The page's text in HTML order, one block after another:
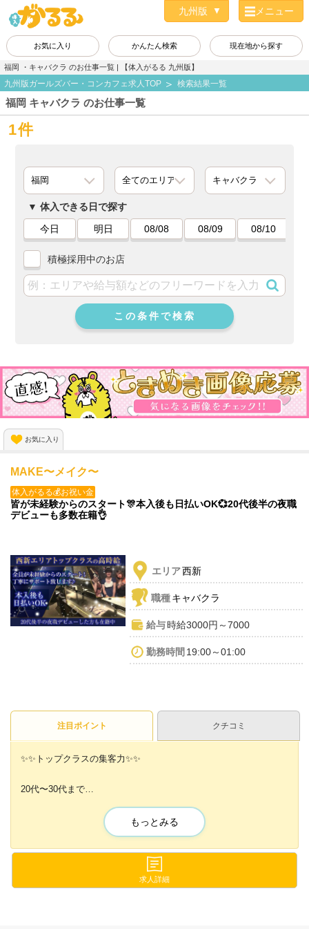
メニュー
お気に入り かんたん検索 現在地から探す
福岡 ・キャバクラ のお仕事一覧 | 【体入がるる 九州版】
九州版ガールズバー・コンカフェ求人TOP 検索結果一覧
福岡 キャバクラ のお仕事一覧
1件
体入できる日で探す
今日
明日 08/08 08/09 08/10
積極採用中のお店
この条件で検索
お気に入り
MAKE〜メイク〜
体入がるる💰お祝い金
皆が未経験からのスタート🎊本入後も日払いOK💞20代後半の夜職
デビューも多数在籍👌
エリア西新
職種キャバクラ
給与時給3000円～7000
勤務時間19:00～01:00
注目ポイント クチコミ
✨✨トップクラスの集客力✨✨
20代〜30代まで
幅広い年代の方を積極的に採用中🎊
夜職デビューに自信がない方も
『MAKE』なら大丈夫です🙌💓
もっとみる
求人詳細